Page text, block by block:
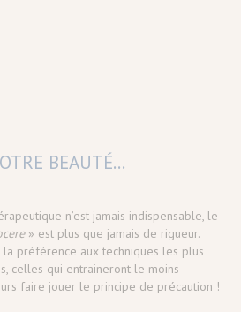
BEAUTÉ...
n’est jamais indispensable, le
» est plus que jamais de rigueur.
préférence aux techniques les plus
celles qui entraineront le moins
faire jouer le principe de précaution !